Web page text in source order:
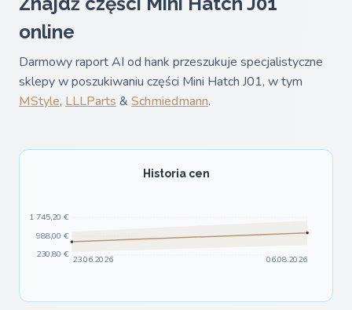
online
Darmowy raport AI od hank przeszukuje specjalistyczne
sklepy w poszukiwaniu części Mini Hatch J01, w tym
MStyle, LLLParts & Schmiedmann.
Historia cen
230,80 €
988,00 €
1 745,20 €
23.06.2026 06.08.2026